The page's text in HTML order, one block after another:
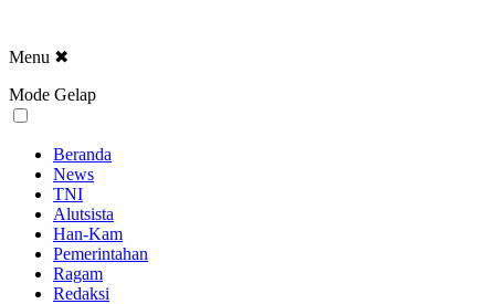
Menu ✖
Mode Gelap
Beranda
News
TNI
Alutsista
Han-Kam
Pemerintahan
Ragam
Redaksi